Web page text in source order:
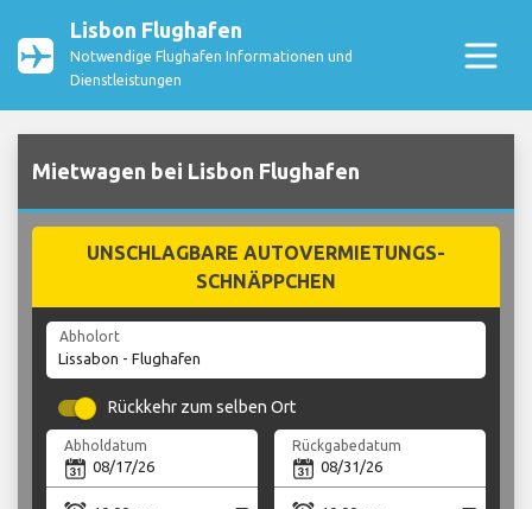
Lisbon Flughafen
Notwendige Flughafen Informationen und
Dienstleistungen
Mietwagen bei Lisbon Flughafen
UNSCHLAGBARE AUTOVERMIETUNGS-
SCHNÄPPCHEN
Abholort
Rückkehr zum selben Ort
Abholdatum Rückgabedatum